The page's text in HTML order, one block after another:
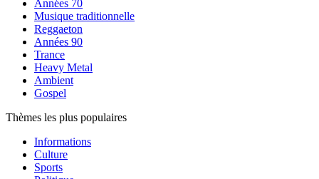
Années 70
Musique traditionnelle
Reggaeton
Années 90
Trance
Heavy Metal
Ambient
Gospel
Thèmes les plus populaires
Informations
Culture
Sports